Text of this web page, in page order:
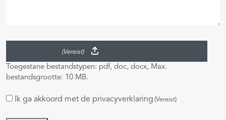
(Vereist)
Toegestane bestandstypen: pdf, doc, docx, Max.
bestandsgrootte: 10 MB.
Instemming
Ik ga akkoord met de privacyverklaring (Vereist)